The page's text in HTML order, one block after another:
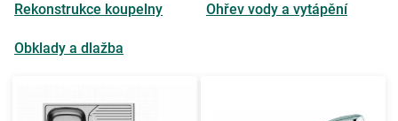
Rekonstrukce koupelny
Obklady a dlažba
Ohřev vody a vytápění